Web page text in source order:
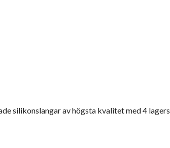
silikonslangar av högsta kvalitet med 4 lagers